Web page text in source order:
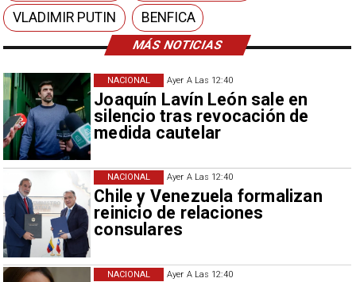
MÁS NOTICIAS
Ayer A Las 12:40
Joaquín Lavín León sale en
silencio tras revocación de
medida cautelar
NACIONAL
Ayer A Las 12:40
Chile y Venezuela formalizan
reinicio de relaciones
consulares
NACIONAL
Ayer A Las 12:40
NACIONAL
VLADIMIR PUTIN
BENFICA